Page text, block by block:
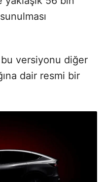
versiyonu diğer
dair resmi bir